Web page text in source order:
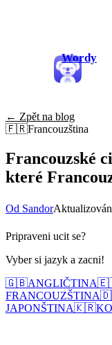
Wordy
← Zpět na blog
🇫🇷Francouzština
Francouzské
které
Od Sandor
Pripraveni ucit se?
Vyber si jazyk a zacni!
🇬🇧ANGLIČTINA
FRANCOUZŠTINA
JAPONŠTINA🇰🇷